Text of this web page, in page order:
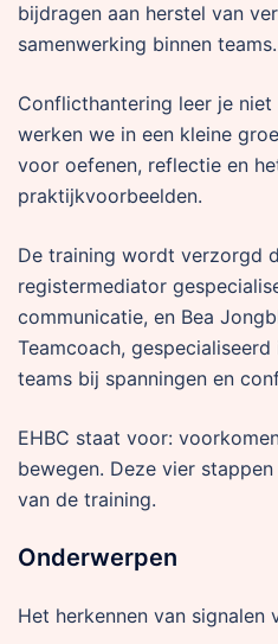
bijdragen aan herstel van
samenwerking binnen teams.
Conflicthantering leer je
werken we in een kleine
voor oefenen, reflectie en
praktijkvoorbeelden.
De training wordt verzorgd
registermediator
communicatie, en Bea
Teamcoach,
teams bij spanningen en
EHBC staat voor:
bewegen. Deze vier
van de training.
Onderwerpen
Het herkennen van signalen